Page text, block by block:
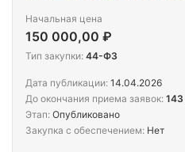
Начальная цена
150 000,00 ₽
Тип закупки: 44-ФЗ
Дата публикации: 14.04.2026
До окончания приема заявок: 143
Этап: Опубликовано
Закупка с обеспечением: Нет